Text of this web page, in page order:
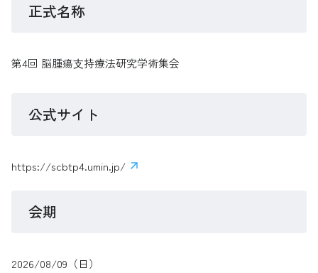
正式名称
第4回 脳腫瘍⽀持療法研究学術集会
公式サイト
https://scbtp4.umin.jp/
会期
2026/08/09（日）